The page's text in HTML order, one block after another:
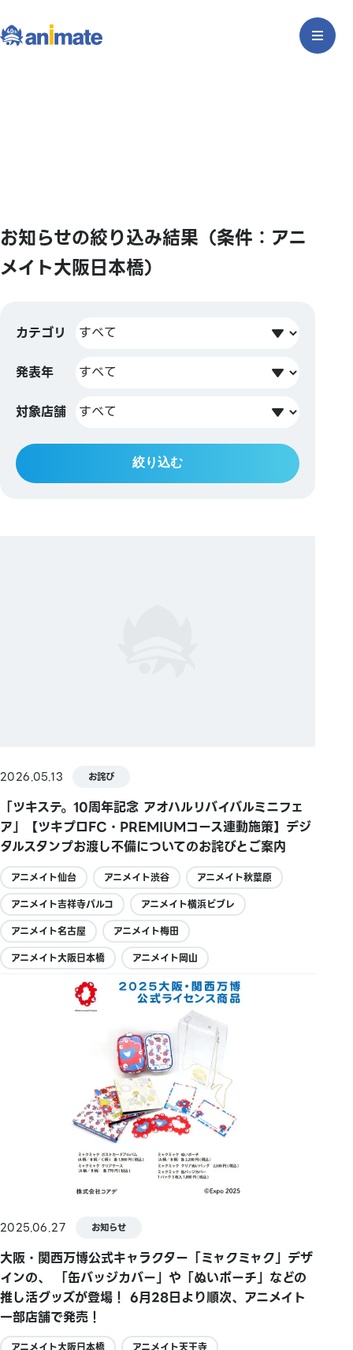
お知らせの絞り込み結果（条件：アニ
メイト大阪日本橋）
カテゴリ
発表年
対象店舗
絞り込む
2026.05.13 お詫び
「ツキステ。10周年記念 アオハルリバイバルミニフェ
ア」【ツキプロFC・PREMIUMコース連動施策】デジ
タルスタンプお渡し不備についてのお詫びとご案内
アニメイト仙台 アニメイト渋谷
アニメイト秋葉原
アニメイト吉祥寺パルコ
アニメイト横浜ビブレ
アニメイト名古屋
アニメイト梅田
アニメイト大阪日本橋
アニメイト岡山
2025.06.27 お知らせ
大阪・関西万博公式キャラクター「ミャクミャク」デザ
インの、 「缶バッジカバー」や「ぬいポーチ」などの
推し活グッズが登場！ 6月28日より順次、アニメイト
一部店舗で発売！